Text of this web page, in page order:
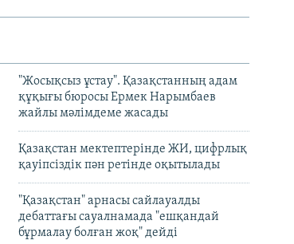
"Жосықсыз ұстау". Қазақстанның адам
құқығы бюросы Ермек Нарымбаев
жайлы мәлімдеме жасады
Қазақстан мектептерінде ЖИ, цифрлық
қауіпсіздік пән ретінде оқытылады
"Қазақстан" арнасы сайлауалды
дебаттағы сауалнамада "ешқандай
бұрмалау болған жоқ" дейді